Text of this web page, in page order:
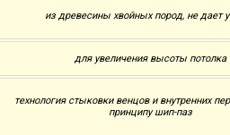
из древесины хвойных пород, не дает
для увеличения высоты потолка
технология стыковки венцов и внутренних
принципу шип-паз